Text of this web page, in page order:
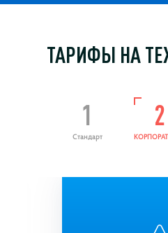
ТАРИФЫ НА
1
Стандарт
2